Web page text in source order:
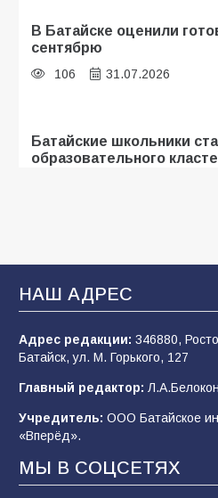
В Батайске оценили
сентябрю
106 31.07.2026
Батайские школьники
образовательного
деле происходит в
2026 года
101 03.08.2026
Батайчане привезли 20
соревнований
НАШ АДРЕС
Адрес редакции: 346880,
Батайск, ул. М. Горького, 127
Главный редактор:
Учредитель: ООО Батайское
«Вперёд».
МЫ В СОЦСЕТЯХ